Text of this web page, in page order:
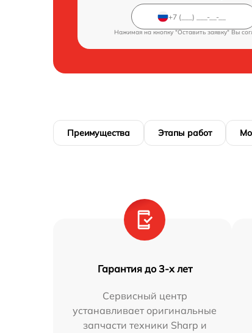
Нажимая на кнопку "Оставить заявку" Вы
Преимущества Этапы работ
Гарантия до 3-х лет
Сервисный центр
устанавливает оригинальные
запчасти техники Sharp и